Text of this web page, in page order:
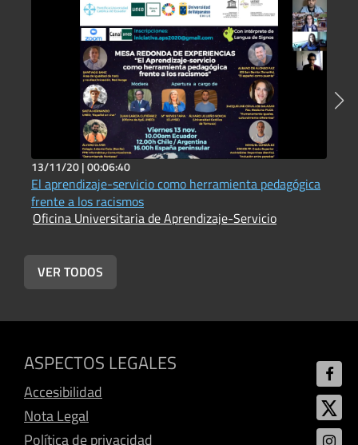
13/11/20 |00:06:40
El aprendizaje-servicio como herramienta pedagógica
frente a los racismos
Oficina Universitaria de Aprendizaje-Servicio
VER TODOS
ASPECTOS LEGALES
Accesibilidad
Nota Legal
Política de privacidad